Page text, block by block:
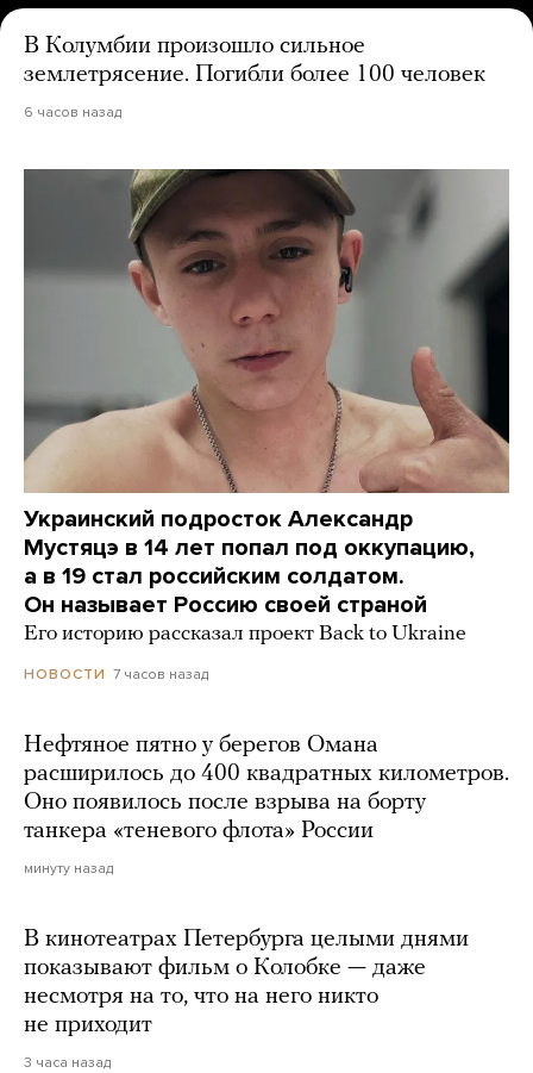
В Колумбии произошло сильное
землетрясение. Погибли более 100 человек
6 часов назад
Украинский подросток Александр
Мустяцэ в 14 лет попал под оккупацию,
а в 19 стал российским солдатом.
Он называет Россию своей страной
Его историю рассказал проект Back to Ukraine
НОВОСТИ 7 часов назад
Нефтяное пятно у берегов Омана
расширилось до 400 квадратных километров.
Оно появилось после взрыва на борту
танкера «теневого флота» России
минуту назад
В кинотеатрах Петербурга целыми днями
показывают фильм о Колобке — даже
несмотря на то, что на него никто
не приходит
3 часа назад